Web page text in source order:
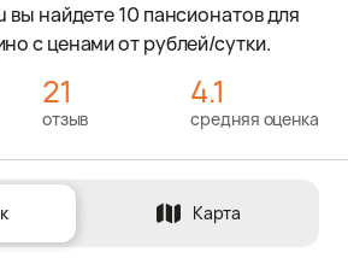
найдете 10 пансионатов для
с ценами от рублей/сутки.
21
отзыв
4.1
средняя оценка
Карта